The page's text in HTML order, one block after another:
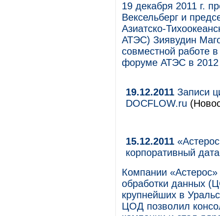
19 декабря 2011 г.
Вексельберг и
Азиатско-
АТЭС) Зиявудин
совместной работе
форуме АТЭС в 2012
19.12.2011 Записи
DOCFLOW.ru
15.12.2011
корпоративный
Компании
обработки данных
крупнейших в
ЦОД позволил